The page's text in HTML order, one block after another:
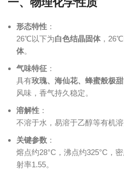
形态特性 ‌：
26℃以下为‌白色结晶固体，26℃
体。
气味特征 ‌：
具有‌玫瑰、海仙花、蜂蜜般极
风味，香气持久稳定。
溶解性 ‌：
不溶于水，易溶于乙醇等有机溶
关键参数 ‌：
熔点约28°C，沸点约325°C，
射率1.55。